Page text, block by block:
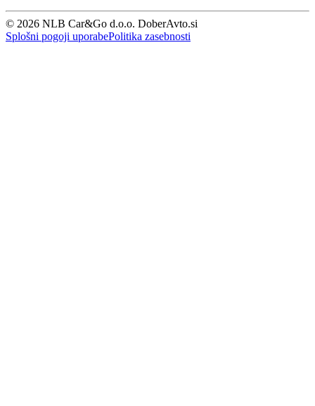
© 2026 NLB Car&Go d.o.o. DoberAvto.si
Splošni pogoji uporabePolitika zasebnosti